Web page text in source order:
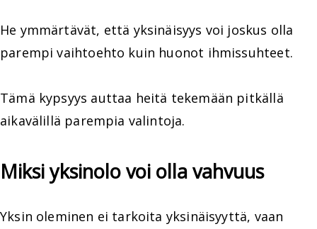
He ymmärtävät, että yksinäisyys voi joskus olla
parempi vaihtoehto kuin huonot ihmissuhteet.
Tämä kypsyys auttaa heitä tekemään pitkällä
aikavälillä parempia valintoja.
Miksi yksinolo voi olla vahvuus
Yksin oleminen ei tarkoita yksinäisyyttä, vaan